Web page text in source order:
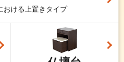
おける上置きタイプ